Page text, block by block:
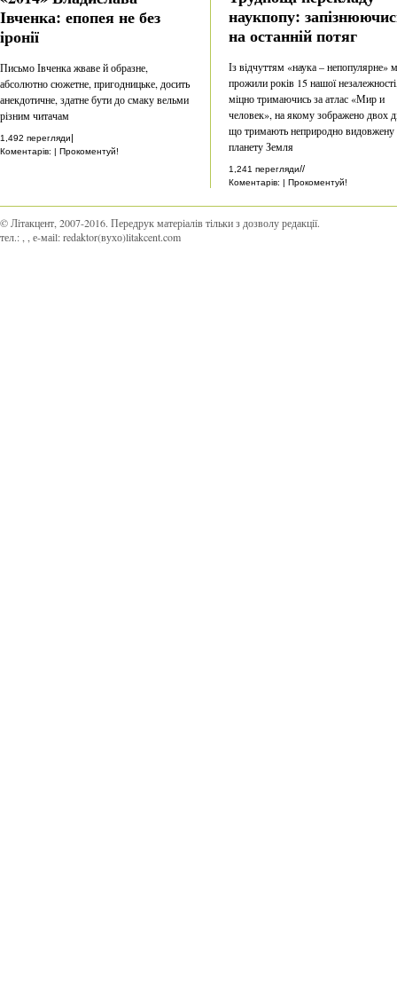
Івченка: епопея не без
іронії
Письмо Івченка жваве й образне,
абсолютно сюжетне, пригодницьке, досить
анекдотичне, здатне бути до смаку вельми
різним читачам
1,492 перегляди|
Коментарів: | Прокоментуй!
наукпопу:
на останній потяг
Із відчуттям «наука – непопулярне»
прожили років 15 нашої
міцно тримаючись за атлас «Мир и
человек», на якому зображено двох
що тримають неприродно видовжену
планету Земля
1,241 перегляди//
Коментарів: | Прокоментуй!
© Літакцент, 2007-2016. Передрук матеріалів тільки з дозволу редакції.
тел.:
, е-маіl:redaktor(вухо)litakcent.com